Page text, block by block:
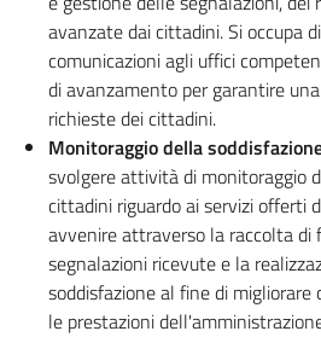
avanzate dai cittadini. Si occupa
comunicazioni agli uffici
di avanzamento per garantire
richieste dei cittadini.
Monitoraggio della
svolgere attività di monitoraggio
cittadini riguardo ai servizi offerti
avvenire attraverso la raccolta di
segnalazioni ricevute e la
soddisfazione al fine di
le prestazioni